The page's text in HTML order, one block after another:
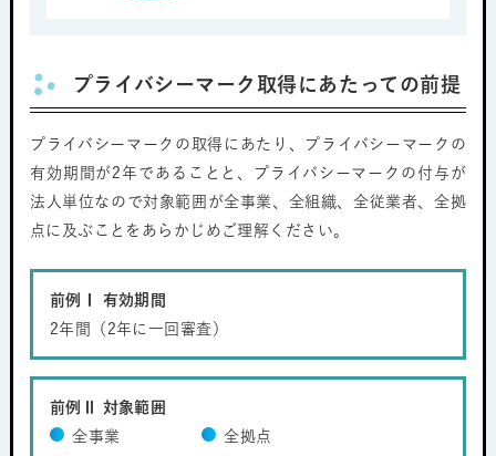
プライバシーマーク取得にあたっての前提
プライバシーマークの取得にあたり、プライバシーマークの
有効期間が2年であることと、プライバシーマークの付与が
法人単位なので対象範囲が全事業、全組織、全従業者、全拠
点に及ぶことをあらかじめご理解ください。
前例Ⅰ 有効期間
2年間（2年に一回審査）
前例Ⅱ 対象範囲
全事業
全拠点